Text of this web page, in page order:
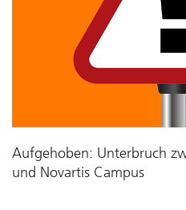
Aufgehoben: Unterbruch
und Novartis Campus